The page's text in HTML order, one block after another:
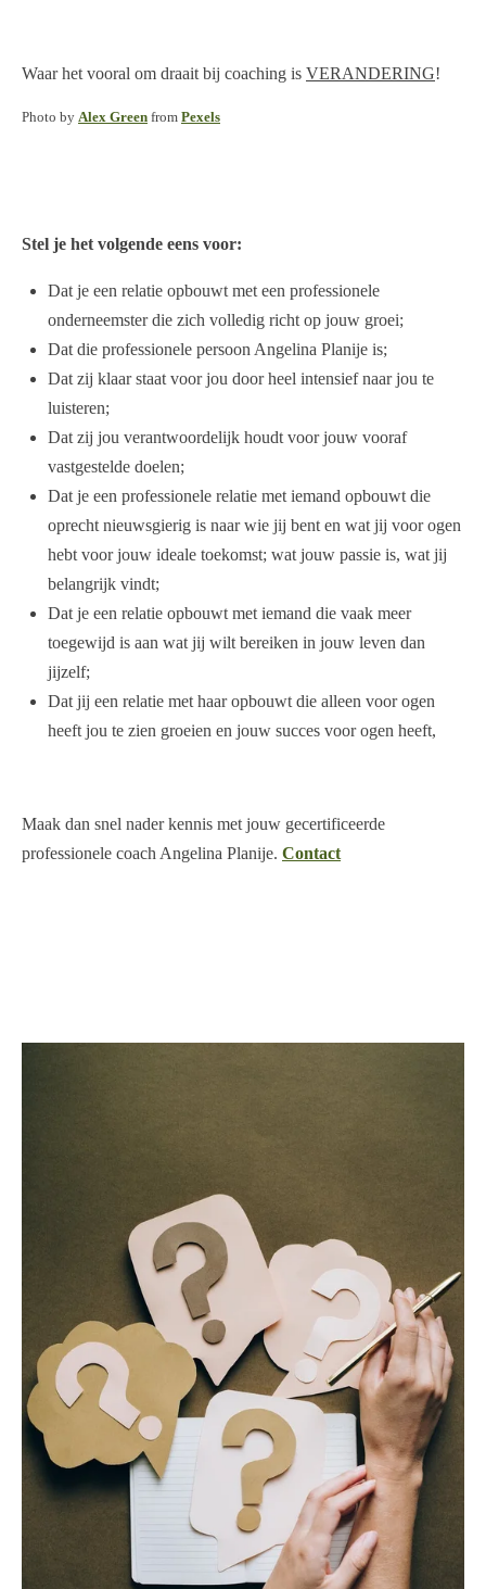
Waar het vooral om draait bij coaching is VERANDERING!
Photo by Alex Green from Pexels
Stel je het volgende eens voor:
Dat je een relatie opbouwt met een professionele
onderneemster die zich volledig richt op jouw groei;
Dat die professionele persoon Angelina Planije is;
Dat zij klaar staat voor jou door heel intensief naar jou te
luisteren;
Dat zij jou verantwoordelijk houdt voor jouw vooraf
vastgestelde doelen;
Dat je een professionele relatie met iemand opbouwt die
oprecht nieuwsgierig is naar wie jij bent en wat jij voor ogen
hebt voor jouw ideale toekomst; wat jouw passie is, wat jij
belangrijk vindt;
Dat je een relatie opbouwt met iemand die vaak meer
toegewijd is aan wat jij wilt bereiken in jouw leven dan
jijzelf;
Dat jij een relatie met haar opbouwt die alleen voor ogen
heeft jou te zien groeien en jouw succes voor ogen heeft,
Maak dan snel nader kennis met jouw gecertificeerde
professionele coach Angelina Planije. Contact